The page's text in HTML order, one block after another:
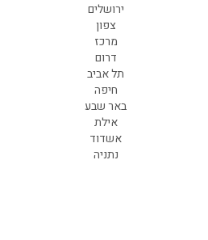
ירושלים
צפון
מרכז
דרום
תל אביב
חיפה
באר שבע
אילת
אשדוד
נתניה